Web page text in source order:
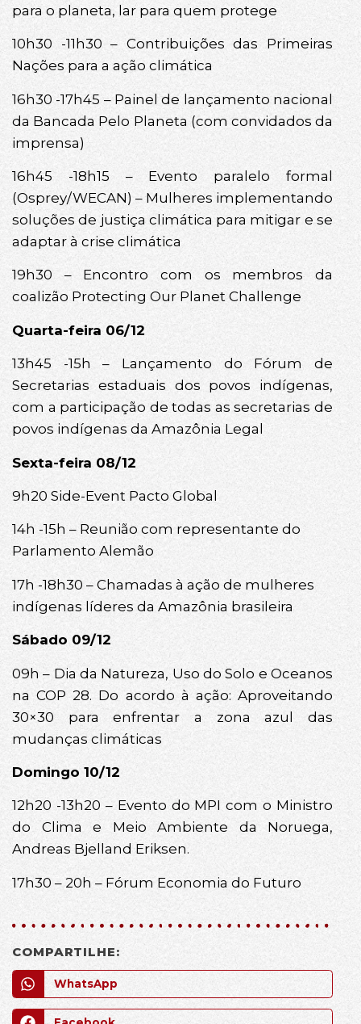
para o planeta, lar para quem protege
10h30 -11h30 – Contribuições das Primeiras
Nações para a ação climática
16h30 -17h45 – Painel de lançamento nacional
da Bancada Pelo Planeta (com convidados da
imprensa)
16h45 -18h15 – Evento paralelo formal
(Osprey/WECAN) – Mulheres implementando
soluções de justiça climática para mitigar e se
adaptar à crise climática
19h30 – Encontro com os membros da
coalizão Protecting Our Planet Challenge
Quarta-feira 06/12
13h45 -15h – Lançamento do Fórum de
Secretarias estaduais dos povos indígenas,
com a participação de todas as secretarias de
povos indígenas da Amazônia Legal
Sexta-feira 08/12
9h20 Side-Event Pacto Global
14h -15h – Reunião com representante do
Parlamento Alemão
17h -18h30 – Chamadas à ação de mulheres
indígenas líderes da Amazônia brasileira
Sábado 09/12
09h – Dia da Natureza, Uso do Solo e Oceanos
na COP 28. Do acordo à ação: Aproveitando
30×30 para enfrentar a zona azul das
mudanças climáticas
Domingo 10/12
12h20 -13h20 – Evento do MPI com o Ministro
do Clima e Meio Ambiente da Noruega,
Andreas Bjelland Eriksen.
17h30 – 20h – Fórum Economia do Futuro
COMPARTILHE:
WhatsApp